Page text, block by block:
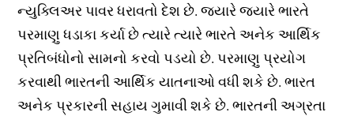
ન્યુક્લિઅર પાવર ધરાવતો દેશ છે. જ્યારે જ્યારે ભારતે
પરમાણુ ધડાકા કર્યા છે ત્યારે ત્યારે ભારતે અનેક આર્થિક
પ્રતિબંધોનો સામનો કરવો પડયો છે. પરમાણુ પ્રયોગ
કરવાથી ભારતની આર્થિક યાતનાઓ વધી શકે છે. ભારત
અનેક પ્રકારની સહાય ગુમાવી શકે છે. ભારતની અગ્રતા